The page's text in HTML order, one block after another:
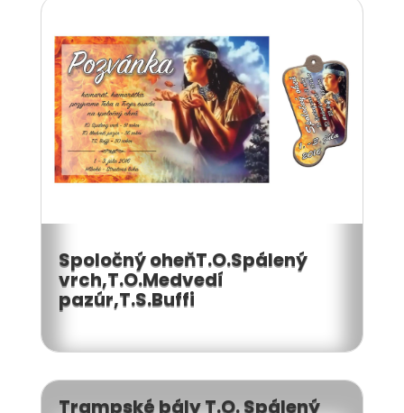
Spoločný oheňT.O.Spálený
vrch,T.O.Medvedí
pazúr,T.S.Buffi
Trampské bály T.O. Spálený